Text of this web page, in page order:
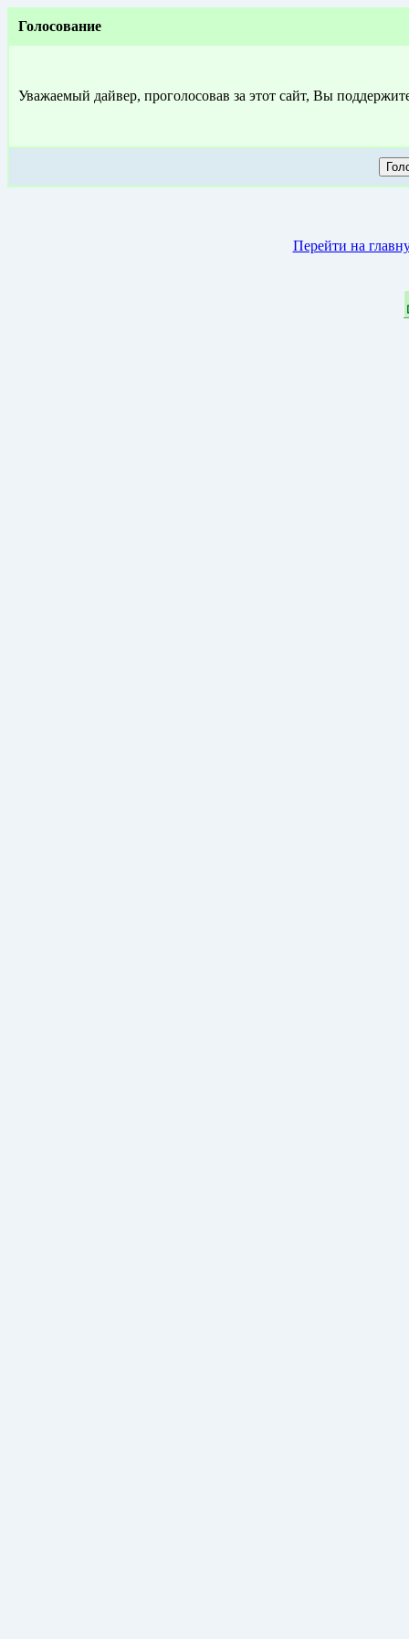
Голосование
Уважаемый дайвер, проголосовав за этот сайт, Вы
Перейти на